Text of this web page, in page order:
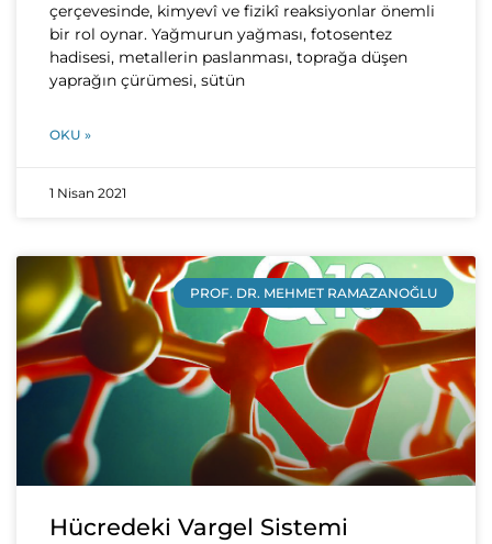
çerçevesinde, kimyevî ve fizikî reaksiyonlar önemli
bir rol oynar. Yağmurun yağması, fotosentez
hadisesi, metallerin paslanması, toprağa düşen
yaprağın çürümesi, sütün
OKU »
1 Nisan 2021
PROF. DR. MEHMET RAMAZANOĞLU
Hücredeki Vargel Sistemi